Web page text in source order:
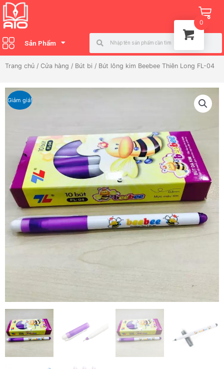
Nhảy
tới
nội
dung
Sản Phẩm
Search
Trang chủ / Cửa hàng / Bút bi / Bút lông kim Beebee Thiên Long FL-04
Giảm giá!
0